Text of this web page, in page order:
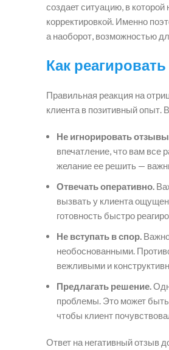
создает ситуацию, в
корректировкой. Именно
а наоборот, возможностью
Как
Правильная реакция на
клиента в позитивный опыт.
Не игнорировать отзывы.
впечатление, что вам все
желание ее решить —
Отвечать оперативно.
вызвать у клиента
готовность быстро
Не вступать в спор.
необоснованными.
вежливыми и
Предлагать решение.
проблемы. Это может быть
чтобы клиент
Ответ на негативный отзыв